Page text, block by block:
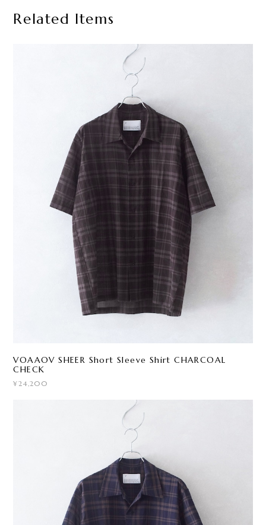
Related Items
VOAAOV SHEER Short Sleeve Shirt CHARCOAL
CHECK
¥24,200